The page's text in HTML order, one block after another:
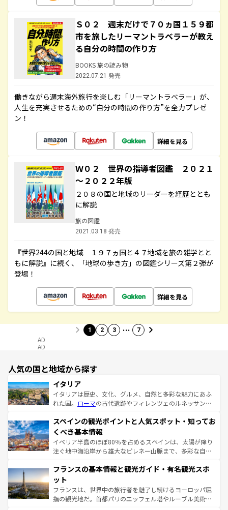
Ｓ０２ 週末だけで７０ヵ国１５９都
市を旅したリーマントラベラーが教え
る自分の時間の作り方
BOOKS 旅の読み物
2022.07.21 発売
働きながら週末海外旅行を楽しむ「リーマントラベラー」が、
人生を充実させるための“自分の時間の作り方”を全力プレゼ
ン！
詳細を見る
Ｗ０２ 世界の指導者図鑑 ２０２１
～２０２２年版
２０８の国と地域のリーダーを経歴ととも
に解説
旅の図鑑
2021.03.18 発売
『世界244の国と地域 １９７ヵ国と４７地域を旅の雑学とと
もに解説』に続く、「地球の歩き方」の図鑑シリーズ第２弾が
登場！
詳細を見る
1 2 3 … 7
AD
AD
人気の国と地域から探す
イタリア
イタリアは歴史、文化、グルメ、自然と多彩な魅力にあふ
れた国。 ローマの古代遺跡やフィレンツェのルネッサンス
ろん、トスカーナの美しい田園風景やアマルフィ海岸の絶
景など、自然景観も見逃せない。観光の合間には、本場の
ピザやパスタなど、絶品のイタリア料理を堪能することも
できる。朝目覚めてから夜眠るまで、すべての瞬間を楽し
なお、新着のイタリア情報はコンテンツ一覧を参照してほ
しい。
スペインの観光ポイントと人気スポット・知ってお
くべき基本情報
イベリア半島のほぼ80％を占めるスペインは、太陽が降り
注ぐ地中海沿岸から雄大なピレネー山脈まで、多彩な自然
文化が根付くこの国では、情熱的なフラメンコ、熱気あふ
れる闘牛、そして美味しいタパスが生活の一部となってい
る。首都マドリードの洗練された雰囲気や、バルセロナの
アートに溢れた街角から、地方では古代ローマ遺跡や中世
フランスの基本情報と観光ガイド・有名観光スポ
ット
フランスは、世界中の旅行者を魅了し続けるヨーロッパ屈
指の観光地だ。首都パリのエッフェル塔やルーブル美術館